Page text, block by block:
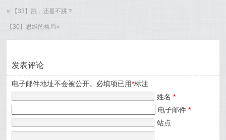
« 【33】跳，还是不跳？
【30】思维的格局»
发表评论
电子邮件地址不会被公开。必填项已用*标注
姓名*
电子邮件*
站点